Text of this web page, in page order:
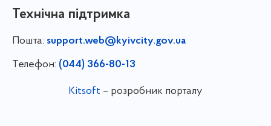
Технічна підтримка
Пошта: support.web@kyivcity.gov.ua
Телефон: (044) 366-80-13
Kitsoft – розробник порталу